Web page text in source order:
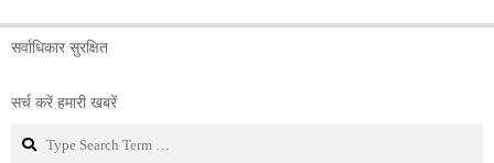
सर्वाधिकार सुरक्षित
सर्च करें हमारी खबरें